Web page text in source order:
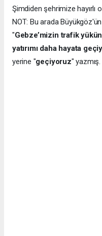
Şimdiden şehrimize hayırlı
NOT: Bu arada Büyükgöz'ün
"Gebze’mizin trafik
yatırımı daha hayata
yerine "geçiyoruz" yazmış.